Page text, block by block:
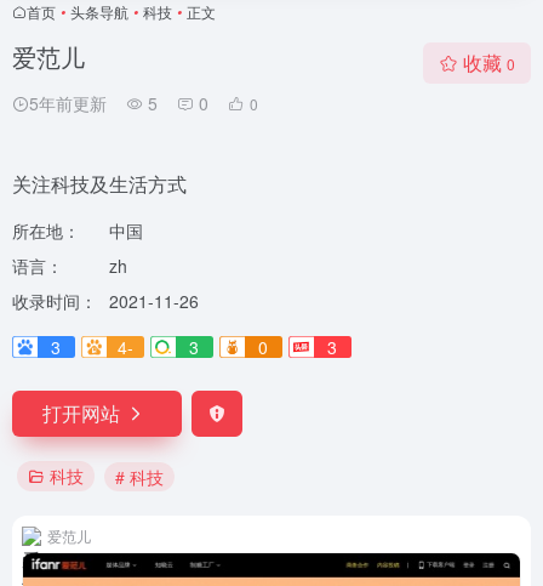
首页 • 头条导航 • 科技 • 正文
爱范儿
5年前更新 5 0 0
收藏 0
关注科技及生活方式
所在地：
中国
语言：
zh
收录时间：
2021-11-26
3
4- 3 0 3
打开网站
科技 # 科技
爱范儿